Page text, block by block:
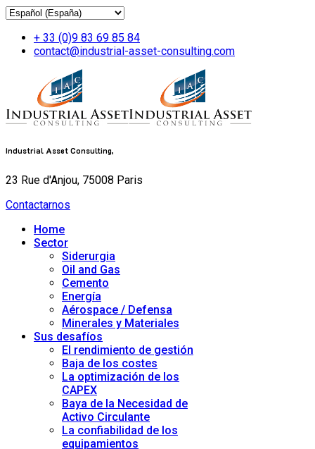
+ 33 (0)9 83 69 85 84
contact@industrial-asset-consulting.com
Industrial Asset Consulting,
23 Rue d'Anjou, 75008 Paris
Contactarnos
Home
Sector
Siderurgia
Oil and Gas
Cemento
Energía
Aérospace / Defensa
Minerales y Materiales
Sus desafíos
El rendimiento de gestión
Baja de los costes
La optimización de los
CAPEX
Baya de la Necesidad de
Activo Circulante
La confiabilidad de los
equipamientos